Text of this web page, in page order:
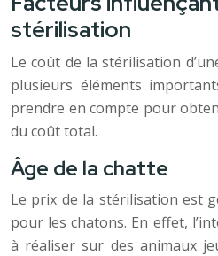
stérilisation
Le coût de la stérilisation
plusieurs éléments
prendre en compte pour
du coût total.
Âge de la chatte
Le prix de la stérilisation est
pour les chatons. En effet,
à réaliser sur des animaux